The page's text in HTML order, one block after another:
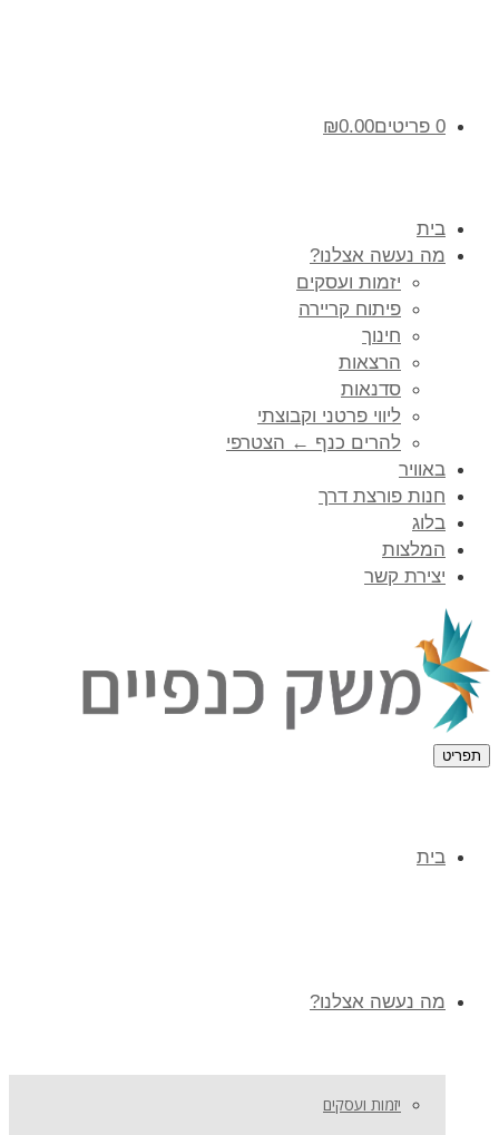
0 פריטים ₪0.00
בית
מה נעשה אצלנו?
יזמות ועסקים
פיתוח קריירה
חינוך
הרצאות
סדנאות
ליווי פרטני וקבוצתי
להרים כנף ← הצטרפי
באוויר
חנות פורצת דרך
בלוג
המלצות
יצירת קשר
תפריט
בית
מה נעשה אצלנו?
יזמות ועסקים